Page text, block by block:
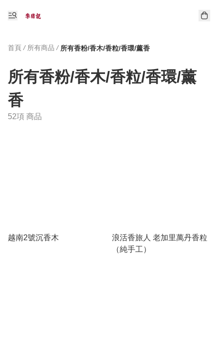
首頁 / 所有商品 / 所有香粉/香木/香粒/香環/薰香
所有香粉/香木/香粒/香環/薰
香
52項 商品
越南2號沉香木
浪活香旅人 老加里萬丹香粒
（純手工）